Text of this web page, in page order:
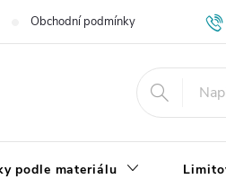
Obchodní podmínky Výměna,
podle materiálu